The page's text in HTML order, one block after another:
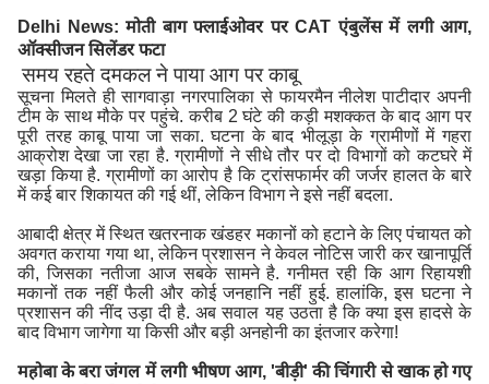
गया.
Delhi News: मोती बाग फ्लाईओवर पर CAT एंबुलेंस में लगी आग,
ऑक्सीजन सिलेंडर फटा
समय रहते दमकल ने पाया आग पर काबू
सूचना मिलते ही सागवाड़ा नगरपालिका से फायरमैन नीलेश पाटीदार अपनी
टीम के साथ मौके पर पहुंचे. करीब 2 घंटे की कड़ी मशक्कत के बाद आग पर
पूरी तरह काबू पाया जा सका. घटना के बाद भीलूड़ा के ग्रामीणों में गहरा
आक्रोश देखा जा रहा है. ग्रामीणों ने सीधे तौर पर दो विभागों को कटघरे में
खड़ा किया है. ग्रामीणों का आरोप है कि ट्रांसफार्मर की जर्जर हालत के बारे
में कई बार शिकायत की गई थीं, लेकिन विभाग ने इसे नहीं बदला.
आबादी क्षेत्र में स्थित खतरनाक खंडहर मकानों को हटाने के लिए पंचायत को
अवगत कराया गया था, लेकिन प्रशासन ने केवल नोटिस जारी कर खानापूर्ति
की, जिसका नतीजा आज सबके सामने है. गनीमत रही कि आग रिहायशी
मकानों तक नहीं फैली और कोई जनहानि नहीं हुई. हालांकि, इस घटना ने
प्रशासन की नींद उड़ा दी है. अब सवाल यह उठता है कि क्या इस हादसे के
बाद विभाग जागेगा या किसी और बड़ी अनहोनी का इंतजार करेगा!
महोबा के बरा जंगल में लगी भीषण आग, 'बीड़ी' की चिंगारी से खाक हो गए